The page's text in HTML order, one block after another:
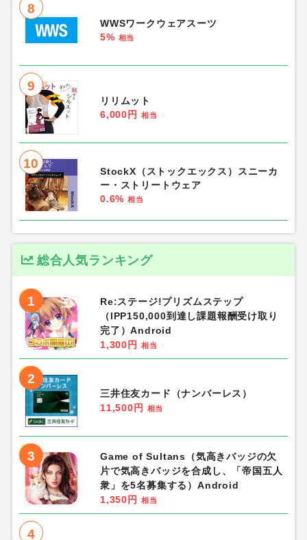
8
WWSワークウェアスーツ
5% 相当
9
リリムット
6,000円
相当
10
StockX（ストックエックス）スニーカ
ー・ストリートウェア
0.6% 相当
総合人気ランキング
1
Re:ステージ!プリズムステップ
（IPP150,000到達し課題報酬受け取り
完了）Android
1,300円
相当
2
三井住友カード（ナンバーレス）
11,500円
相当
3
Game of Sultans（気高きバッジの欠
片で気高きバッジを合成し、「帝国五人
衆」を5名募集する）Android
1,350円
相当
4